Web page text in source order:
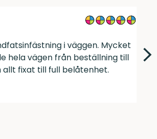
deras hjälp! Proffsig
utförande!